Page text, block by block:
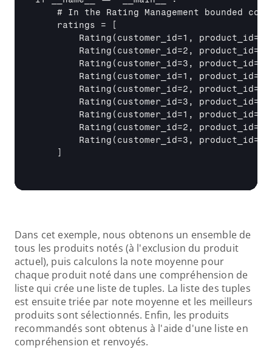
# In the Rating Management bounded
    ratings =
[
Rating(customer_id=1,
Rating(customer_id=2,
Rating(customer_id=3,
Rating(customer_id=1,
Rating(customer_id=2,
Rating(customer_id=3,
Rating(customer_id=1,
Rating(customer_id=2,
Rating(customer_id=3,
    ]
Dans cet exemple, nous obtenons un ensemble de
tous les produits notés (à l'exclusion du produit
actuel), puis calculons la note moyenne pour
chaque produit noté dans une compréhension de
liste qui crée une liste de tuples. La liste des tuples
est ensuite triée par note moyenne et les meilleurs
produits sont sélectionnés. Enfin, les produits
recommandés sont obtenus à l'aide d'une liste en
compréhension et renvoyés.